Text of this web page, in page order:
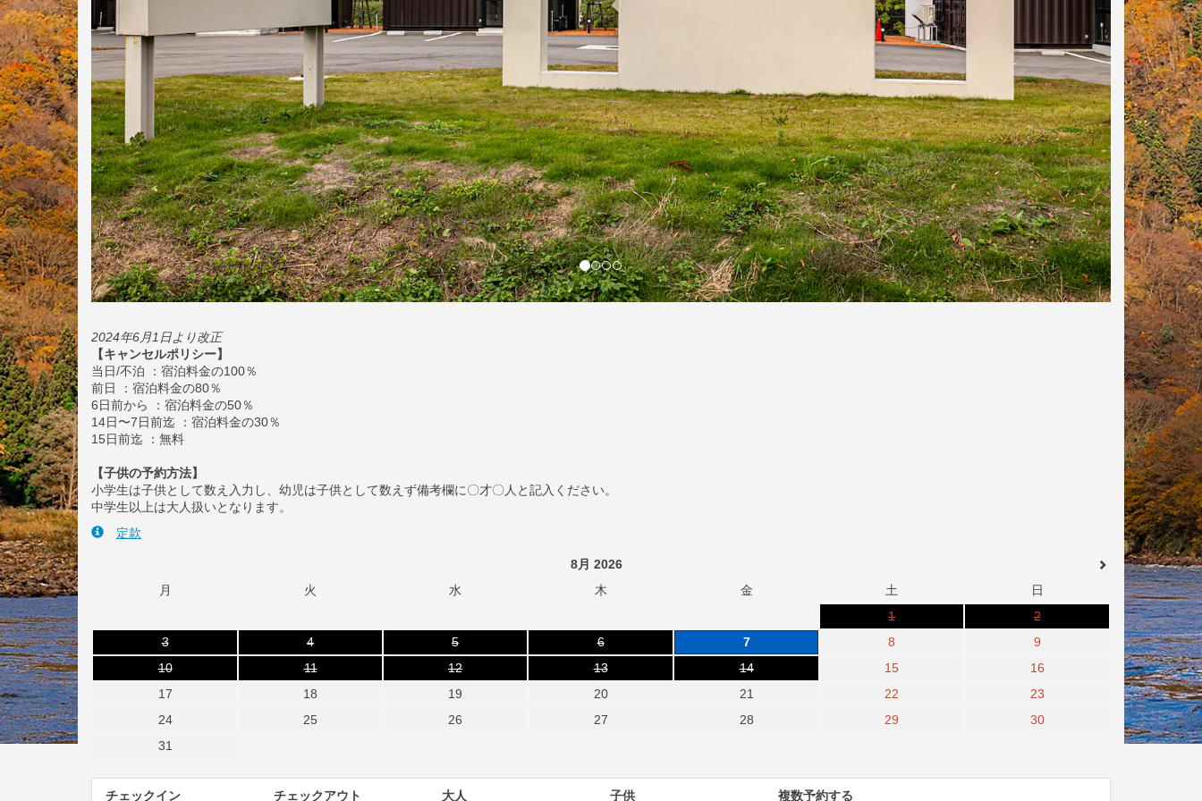
2024年6月1日より改正
【キャンセルポリシー】
当日/不泊 ：宿泊料金の100％
前日 ：宿泊料金の80％
6日前から ：宿泊料金の50％
14日〜7日前迄 ：宿泊料金の30％
15日前迄 ：無料
【子供の予約方法】
小学生は子供として数え入力し、幼児は子供として数えず備考欄に〇才〇人と記入ください。
中学生以上は大人扱いとなります。
定款
8月 2026
月
火 水 木 金 土
日
1
2
3
4 5 6 7 8
9
10
11 12 13 14 15
16
17
18 19 20 21 22
23
24
25 26 27 28 29
30
31
チェックイン チェックアウト 大人 子供 複数予約する